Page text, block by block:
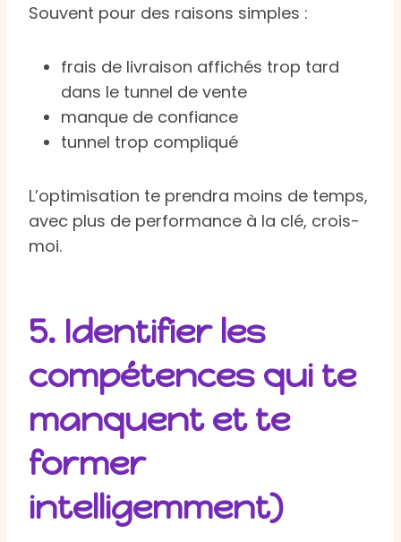
Souvent pour des raisons simples :
frais de livraison affichés trop tard
dans le tunnel de vente
manque de confiance
tunnel trop compliqué
L’optimisation te prendra moins de temps,
avec plus de performance à la clé, crois-
moi.
5. Identifier les
compétences qui te
manquent et te
former
intelligemment)